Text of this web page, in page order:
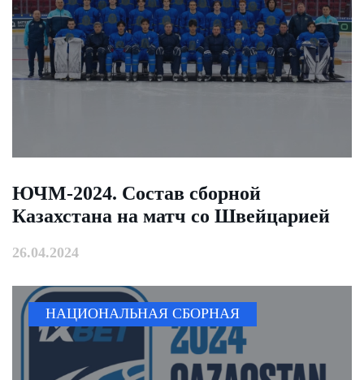
ЮЧМ-2024. Состав сборной
Казахстана на матч со Швейцарией
26.04.2024
НАЦИОНАЛЬНАЯ СБОРНАЯ